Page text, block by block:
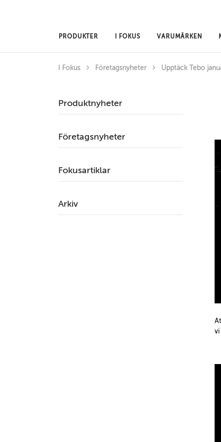
PRODUKTER I FOKUS VARUMÄRKEN
I Fokus Företagsnyheter Upptäck Tebo
vi
Produktnyheter
Företagsnyheter
Fokusartiklar
Arkiv